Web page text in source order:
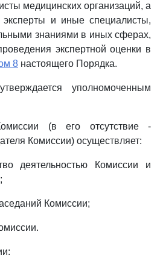
медицинских организаций, а
эксперты и иные специалисты,
знаниями в иных сферах,
экспертной оценки в
8 настоящего Порядка.
уполномоченным
(в его отсутствие -
Комиссии) осуществляет:
деятельностью Комиссии и
Комиссии;